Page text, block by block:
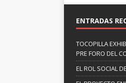
ENTRADAS
TOCOPILLA
PRE FORO DEL
EL ROL SOCIAL